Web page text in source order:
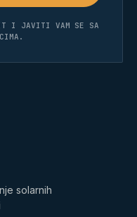
I JAVITI VAM SE SA
solarnih